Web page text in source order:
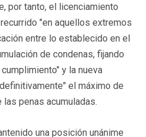
por tanto, el licenciamiento
"en aquellos extremos
entre lo establecido en el
de condenas, fijando
y la nueva
el máximo de
penas acumuladas.
una posición unánime